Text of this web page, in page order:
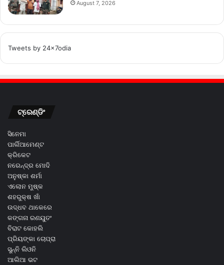
August 7, 2026
Tweets by 24x7odia
ଟ୍ରେଣ୍ଡିଂ
ସିନେମା
ପାର୍ଲିଆମେଣ୍ଟ
କ୍ରିକେଟ
ନରେନ୍ଦ୍ର ମୋଦି
ଅନୁଷ୍କା ଶର୍ମା
ଏଲୋନ ମୁଷ୍କ
ଶହରୁକ୍ଷ ଖାଁ
ଉଦ୍ଧବ ଥାକେରେ
କଙ୍ଗନା ରଣୟୁତଂ
ବିରାଟ କୋହଲି
ପ୍ରିୟଙ୍କା ଚୋପ୍ରା
ସୁନ୍ନି ଲିଓନି
ଆଲିଆ ଭଟ